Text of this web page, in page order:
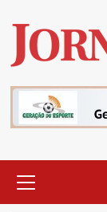
content
Menu